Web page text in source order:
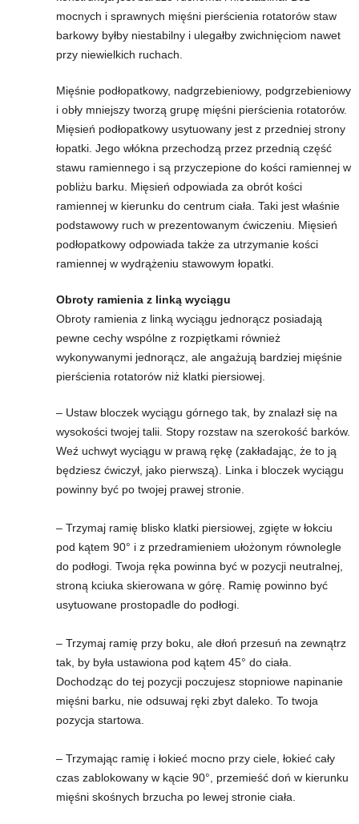
mocnych i sprawnych mięśni pierścienia rotatorów staw
barkowy byłby niestabilny i ulegałby zwichnięciom nawet
przy niewielkich ruchach.
Mięśnie podłopatkowy, nadgrzebieniowy, podgrzebieniowy
i obły mniejszy tworzą grupę mięśni pierścienia rotatorów.
Mięsień podłopatkowy usytuowany jest z przedniej strony
łopatki. Jego włókna przechodzą przez przednią część
stawu ramiennego i są przyczepione do kości ramiennej w
pobliżu barku. Mięsień odpowiada za obrót kości
ramiennej w kierunku do centrum ciała. Taki jest właśnie
podstawowy ruch w prezentowanym ćwiczeniu. Mięsień
podłopatkowy odpowiada także za utrzymanie kości
ramiennej w wydrążeniu stawowym łopatki.
Obroty ramienia z linką wyciągu
Obroty ramienia z linką wyciągu jednorącz posiadają
pewne cechy wspólne z rozpiętkami również
wykonywanymi jednorącz, ale angażują bardziej mięśnie
pierścienia rotatorów niż klatki piersiowej.
– Ustaw bloczek wyciągu górnego tak, by znalazł się na
wysokości twojej talii. Stopy rozstaw na szerokość barków.
Weź uchwyt wyciągu w prawą rękę (zakładając, że to ją
będziesz ćwiczył, jako pierwszą). Linka i bloczek wyciągu
powinny być po twojej prawej stronie.
– Trzymaj ramię blisko klatki piersiowej, zgięte w łokciu
pod kątem 90° i z przedramieniem ułożonym równolegle
do podłogi. Twoja ręka powinna być w pozycji neutralnej,
stroną kciuka skierowana w górę. Ramię powinno być
usytuowane prostopadle do podłogi.
– Trzymaj ramię przy boku, ale dłoń przesuń na zewnątrz
tak, by była ustawiona pod kątem 45° do ciała.
Dochodząc do tej pozycji poczujesz stopniowe napinanie
mięśni barku, nie odsuwaj ręki zbyt daleko. To twoja
pozycja startowa.
– Trzymając ramię i łokieć mocno przy ciele, łokieć cały
czas zablokowany w kącie 90°, przemieść doń w kierunku
mięśni skośnych brzucha po lewej stronie ciała.